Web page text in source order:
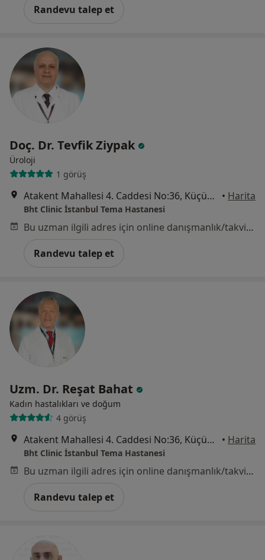
Randevu talep et
Doç. Dr. Tevfik Ziypak
Üroloji
1 görüş
Atakent Mahallesi 4. Caddesi No:36, Küçükçekmece • Harita
Bht Clinic İstanbul Tema Hastanesi
Bu uzman ilgili adres için online danışmanlık/takvim sunmuyor.
Randevu talep et
Uzm. Dr. Reşat Bahat
Kadın hastalıkları ve doğum
4 görüş
Atakent Mahallesi 4. Caddesi No:36, Küçükçekmece • Harita
Bht Clinic İstanbul Tema Hastanesi
Bu uzman ilgili adres için online danışmanlık/takvim sunmuyor.
Randevu talep et